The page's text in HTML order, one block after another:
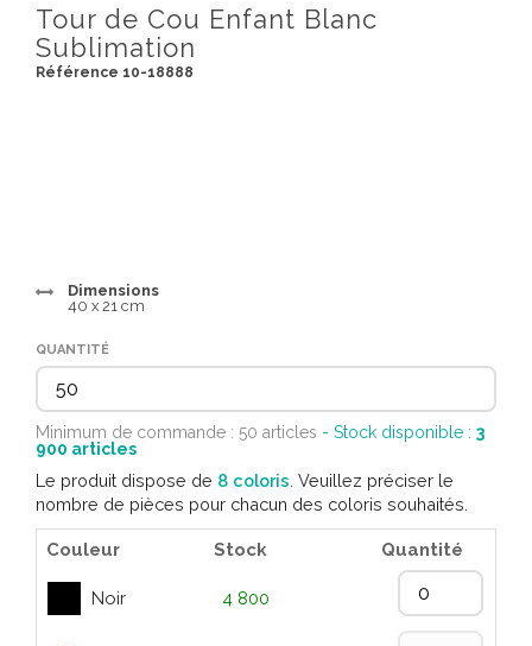
Tour de Cou Enfant Blanc
Sublimation
Référence 10-18888
Dimensions
40 x 21 cm
QUANTITÉ
Minimum de commande : 50 articles - Stock disponible : 3
900 articles
Le produit dispose de 8 coloris . Veuillez préciser le
nombre de pièces pour chacun des coloris souhaités.
Couleur Stock Quantité
Noir 4 800